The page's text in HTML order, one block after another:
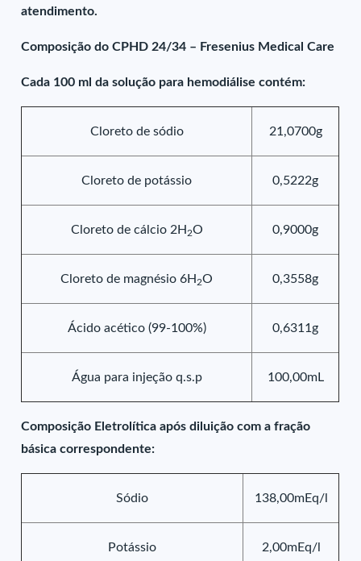
atendimento.
Composição do CPHD 24/34 – Fresenius Medical Care
Cada 100 ml da solução para hemodiálise contém:
Cloreto de sódio 21,0700g
Cloreto de potássio 0,5222g
Cloreto de cálcio 2H 2O 0,9000g
Cloreto de magnésio 6H 2O 0,3558g
Ácido acético (99-100%) 0,6311g
Água para injeção q.s.p 100,00mL
Composição Eletrolítica após diluição com a fração
básica correspondente:
Sódio 138,00mEq/l
Potássio 2,00mEq/l